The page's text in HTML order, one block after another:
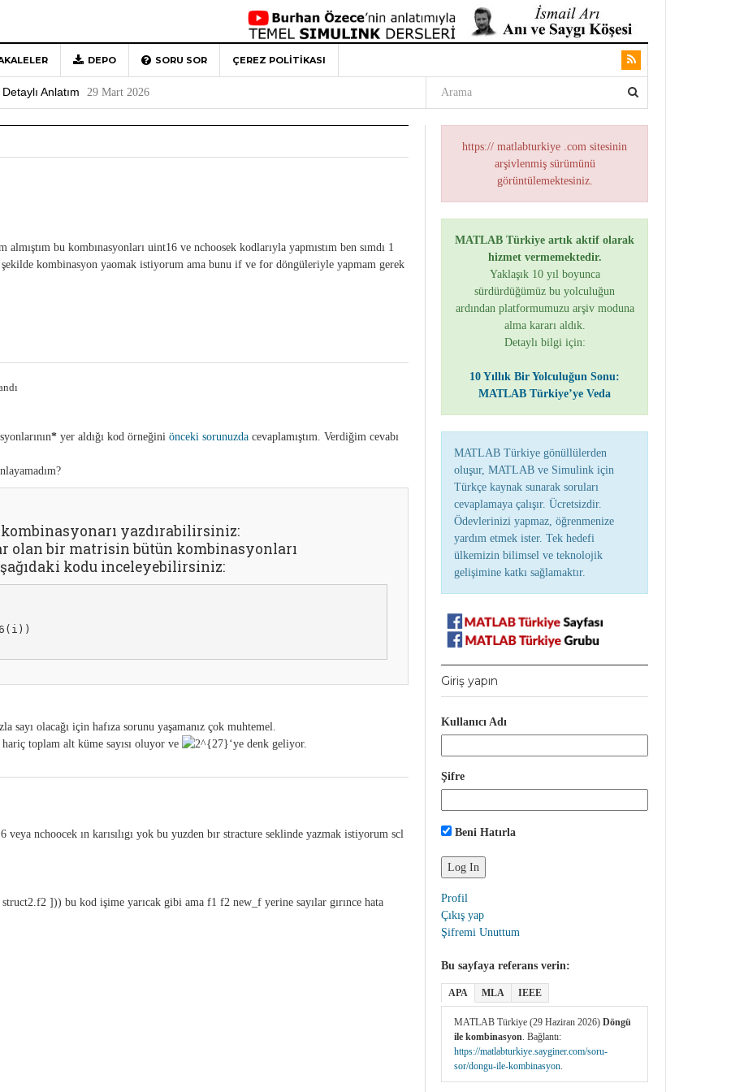
DEPO SORU SOR ÇEREZ POLITIKASI
Türkiye’ye Veda 4 Mayıs 2026
Anlatım 29 Mart 2026
bu kombınasyonları uint16 ve nchoosek kodlarıyla yapmıstım ben sımdı 1
şekilde kombinasyon yaomak istiyorum ama bunu if ve for döngüleriyle yapmam gerek
* yer aldığı kod örneğini önceki sorunuzda cevaplamıştım. Verdiğim cevabı
yazdırabilirsiniz:
olan bir matrisin bütün kombinasyonları
kodu inceleyebilirsiniz:
sayı olacağı için hafıza sorunu yaşamanız çok muhtemel.
toplam alt küme sayısı oluyor ve ‘ye denk geliyor.
nchoocek ın karısılıgı yok bu yuzden bır stracture seklinde yazmak istiyorum scl
])) bu kod işime yarıcak gibi ama f1 f2 new_f yerine sayılar gırınce hata
https:// matlabturkiye .com sitesinin
arşivlenmiş sürümünü
görüntülemektesiniz.
MATLAB Türkiye artık aktif olarak
hizmet vermemektedir.
Yaklaşık 10 yıl boyunca
sürdürdüğümüz bu yolculuğun
ardından platformumuzu arşiv moduna
alma kararı aldık.
Detaylı bilgi için:
10 Yıllık Bir Yolculuğun Sonu:
MATLAB Türkiye’ye Veda
MATLAB Türkiye gönüllülerden
oluşur, MATLAB ve Simulink için
Türkçe kaynak sunarak soruları
cevaplamaya çalışır. Ücretsizdir.
Ödevlerinizi yapmaz, öğrenmenize
yardım etmek ister. Tek hedefi
ülkemizin bilimsel ve teknolojik
gelişimine katkı sağlamaktır.
Giriş yapın
Kullanıcı Adı
Şifre
Beni Hatırla
Profil
Çıkış yap
Şifremi Unuttum
Bu sayfaya referans verin:
APA MLA IEEE
MATLAB Türkiye (29 Haziran 2026) Döngü
ile kombinasyon . Bağlantı:
https://matlabturkiye.sayginer.com/soru-
sor/dongu-ile-kombinasyon